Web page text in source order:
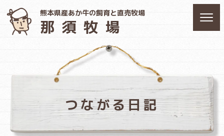
熊本県産あか牛の飼育と直売牧場
那須牧場
つながる日記